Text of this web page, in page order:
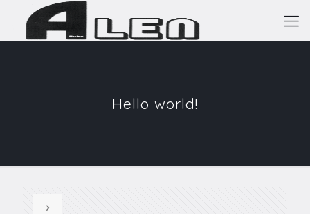
Hello world!